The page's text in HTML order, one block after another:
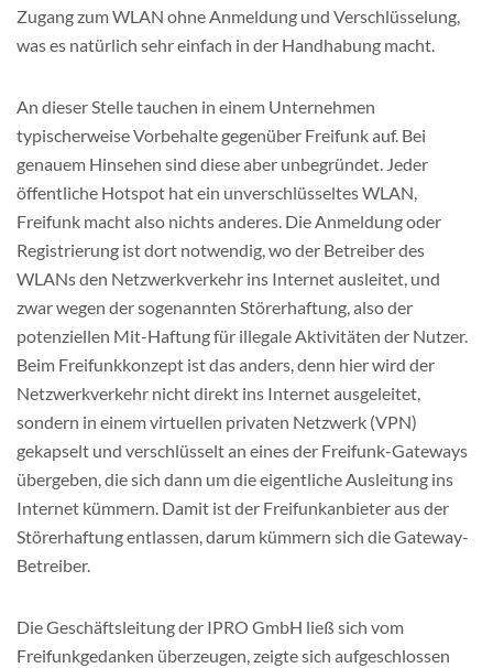
Zugang zum WLAN ohne Anmeldung und Verschlüsselung,
was es natürlich sehr einfach in der Handhabung macht.
An dieser Stelle tauchen in einem Unternehmen
typischerweise Vorbehalte gegenüber Freifunk auf. Bei
genauem Hinsehen sind diese aber unbegründet. Jeder
öffentliche Hotspot hat ein unverschlüsseltes WLAN,
Freifunk macht also nichts anderes. Die Anmeldung oder
Registrierung ist dort notwendig, wo der Betreiber des
WLANs den Netzwerkverkehr ins Internet ausleitet, und
zwar wegen der sogenannten Störerhaftung, also der
potenziellen Mit-Haftung für illegale Aktivitäten der Nutzer.
Beim Freifunkkonzept ist das anders, denn hier wird der
Netzwerkverkehr nicht direkt ins Internet ausgeleitet,
sondern in einem virtuellen privaten Netzwerk (VPN)
gekapselt und verschlüsselt an eines der Freifunk-Gateways
übergeben, die sich dann um die eigentliche Ausleitung ins
Internet kümmern. Damit ist der Freifunkanbieter aus der
Störerhaftung entlassen, darum kümmern sich die Gateway-
Betreiber.
Die Geschäftsleitung der IPRO GmbH ließ sich vom
Freifunkgedanken überzeugen, zeigte sich aufgeschlossen